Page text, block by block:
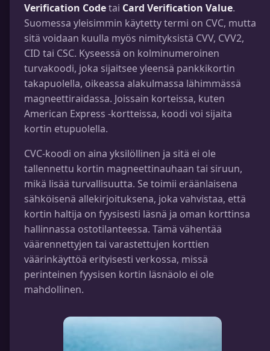
Verification Codetai Card Verification Value.
Suomessa yleisimmin käytetty termi on CVC, mutta
sitä voidaan kuulla myös nimityksistä CVV, CVV2,
CID tai CSC. Kyseessä on kolminumeroinen
turvakoodi, joka sijaitsee yleensä pankkikortin
takapuolella, oikeassa alakulmassa lähimmässä
magneettiraidassa. Joissain korteissa, kuten
American Express -kortteissa, koodi voi sijaita
kortin etupuolella.
CVC-koodi on aina yksilöllinen ja sitä ei ole
tallennettu kortin magneettinauhaan tai siruun,
mikä lisää turvallisuutta. Se toimii eräänlaisena
sähköisenä allekirjoituksena, joka vahvistaa, että
kortin haltija on fyysisesti läsnä ja oman korttinsa
hallinnassa ostotilanteessa. Tämä vähentää
väärennettyjen tai varastettujen korttien
väärinkäyttöä erityisesti verkossa, missä
perinteinen fyysisen kortin läsnäolo ei ole
mahdollinen.